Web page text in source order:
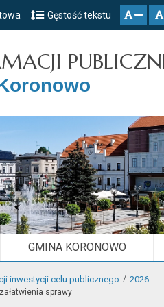
menu
do treści
mapy serwisuGęstość tekstu
GMINA KORONOWO
inwestycji celu publicznego 2026
sprawy